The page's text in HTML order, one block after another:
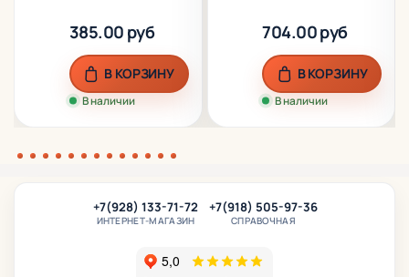
385.00 руб
В наличии
В КОРЗИНУ
704.00 руб
В наличии
В КОРЗИНУ
+7(928) 133-71-72
ИНТЕРНЕТ-МАГАЗИН
+7(918) 505-97-36
СПРАВОЧНАЯ